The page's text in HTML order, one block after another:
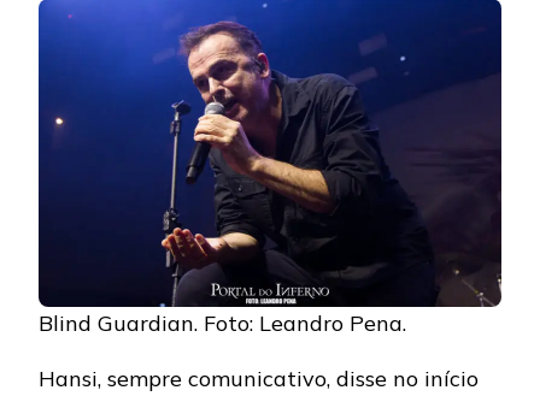
Blind Guardian. Foto: Leandro Pena.
Hansi, sempre comunicativo, disse no início